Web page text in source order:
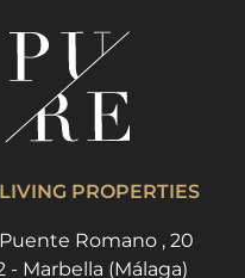
PROPERTIES
Romano , 20
- Marbella (Málaga)